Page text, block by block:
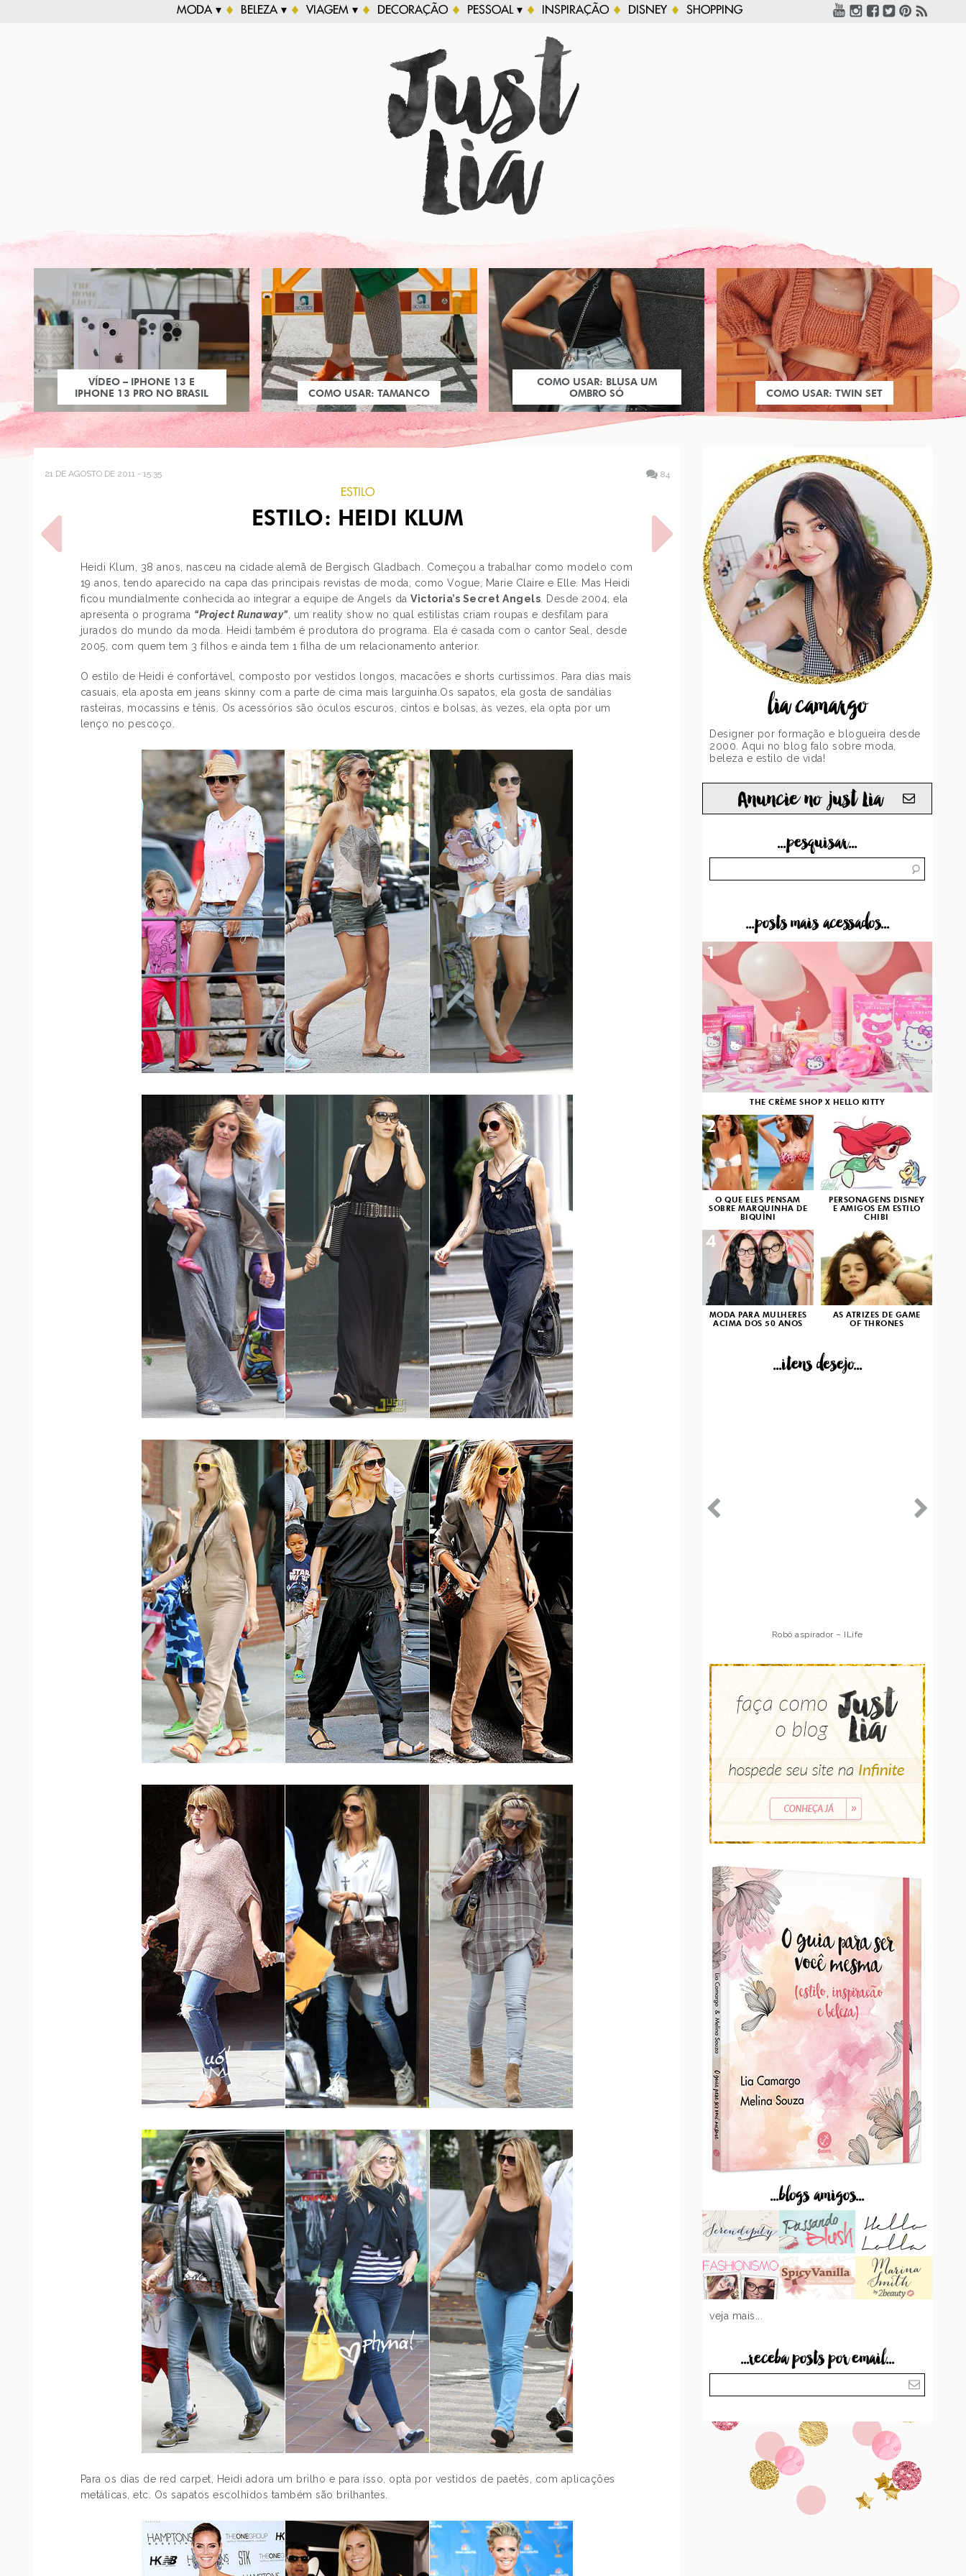
MODA ▾ BELEZA ▾ VIAGEM ▾ DECORAÇÃO PESSOAL ▾ INSPIRAÇÃO DISNEY SHOPPING
VÍDEO – IPHONE 13 E
IPHONE 13 PRO NO BRASIL
COMO USAR: TAMANCO
COMO USAR: BLUSA UM
OMBRO SÓ
COMO USAR: TWIN SET
21 DE AGOSTO DE 2011 - 15:35 84
ESTILO
ESTILO: HEIDI KLUM
Heidi Klum, 38 anos, nasceu na cidade alemã de Bergisch Gladbach. Começou a trabalhar como modelo com
19 anos, tendo aparecido na capa das principais revistas de moda, como Vogue, Marie Claire e Elle. Mas Heidi
ficou mundialmente conhecida ao integrar a equipe de Angels daVictoria’s Secret Angels . Desde 2004, ela
apresenta o programa “Project Runaway”, um reality show no qual estilistas criam roupas e desfilam para
jurados do mundo da moda. Heidi também é produtora do programa. Ela é casada com o cantor Seal, desde
2005, com quem tem 3 filhos e ainda tem 1 filha de um relacionamento anterior.
O estilo de Heidi é confortável, composto por vestidos longos, macacões e shorts curtissimos. Para dias mais
casuais, ela aposta em jeans skinny com a parte de cima mais larguinha.Os sapatos, ela gosta de sandálias
rasteiras, mocassins e tênis. Os acessórios são óculos escuros, cintos e bolsas, às vezes, ela opta por um
lenço no pescoço.
Para os dias de red carpet, Heidi adora um brilho e para isso, opta por vestidos de paetês, com aplicações
metálicas, etc. Os sapatos escolhidos também são brilhantes.
POST ANTERIOR
COMO USAR: CROPPED
PRÓXIMO POST
FOTOGRAFIA: NOIVOS
URSOS
lia camargo
Designer por formação e blogueira desde
2000. Aqui no blog falo sobre moda,
beleza e estilo de vida!
Anuncie no just Lia
...pesquisar...
...posts mais acessados...
THE CRÈME SHOP X HELLO KITTY
1
O QUE ELES PENSAM
SOBRE MARQUINHA DE
BIQUÍNI
2
PERSONAGENS DISNEY
E AMIGOS EM ESTILO
CHIBI
3
MODA PARA MULHERES
ACIMA DOS 50 ANOS
4
AS ATRIZES DE GAME
OF THRONES
...itens desejo...
Robô aspirador – Multilaser
...blogs amigos...
veja mais...
...receba posts por email...